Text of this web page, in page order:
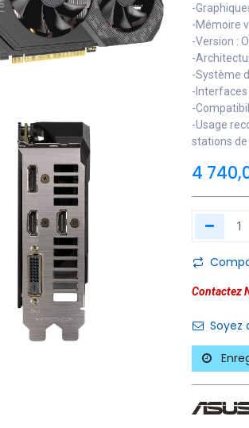
-
-Mémoire
-Version :
-
-Système
-Interfaces
-
-Usage
stations
4
Contactez
Soyez